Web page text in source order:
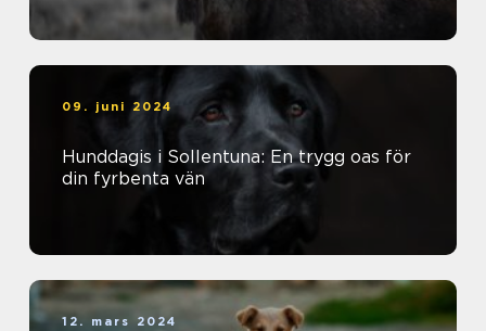
09. juni 2024
Hunddagis i Sollentuna: En trygg oas för
din fyrbenta vän
12. mars 2024